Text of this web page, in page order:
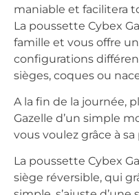
maniable et facilitera
La poussette Cybex
famille et vous offre
configurations
sièges, coques ou
A la fin de la journée,
Gazelle d’un simple
vous voulez grâce à
La poussette Cybex
siège réversible, qui